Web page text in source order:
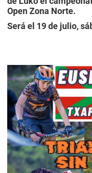
Open Zona Norte.
Será el 19 de julio,